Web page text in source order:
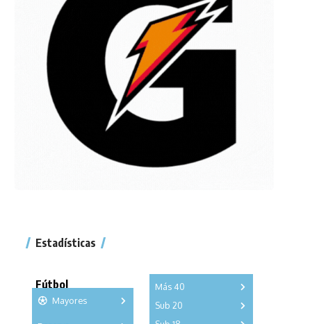
Estadísticas
Fútbol
Mayores
Más 40
Sub 20